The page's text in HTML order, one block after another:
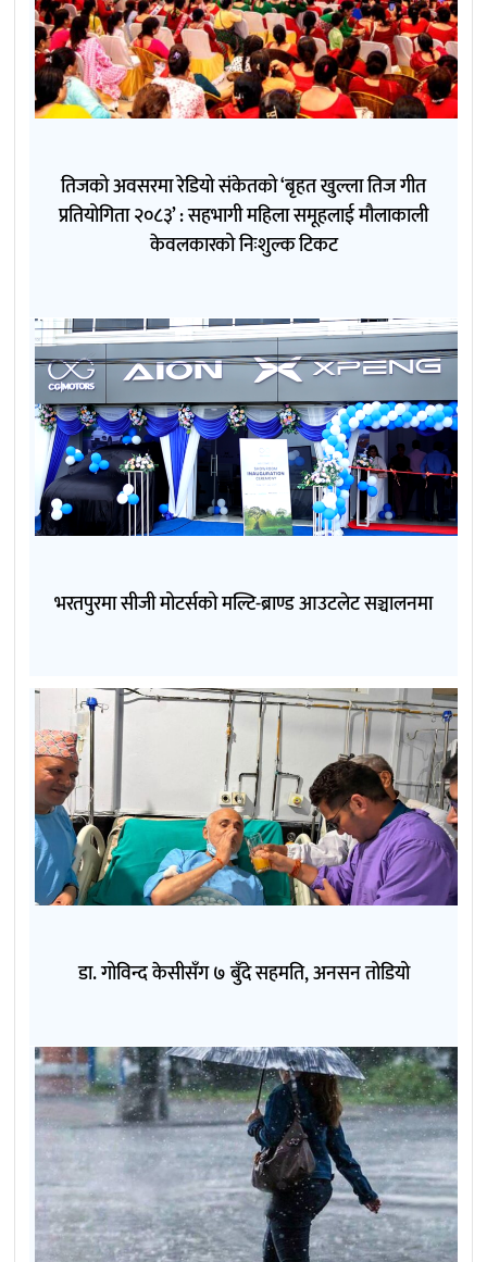
तिजको अवसरमा रेडियो संकेतको ‘बृहत खुल्ला तिज गीत
प्रतियोगिता २०८३’ : सहभागी महिला समूहलाई मौलाकाली
केवलकारको निःशुल्क टिकट
भरतपुरमा सीजी मोटर्सको मल्टि-ब्राण्ड आउटलेट सञ्चालनमा
डा. गोविन्द केसीसँग ७ बुँदे सहमति, अनसन तोडियो